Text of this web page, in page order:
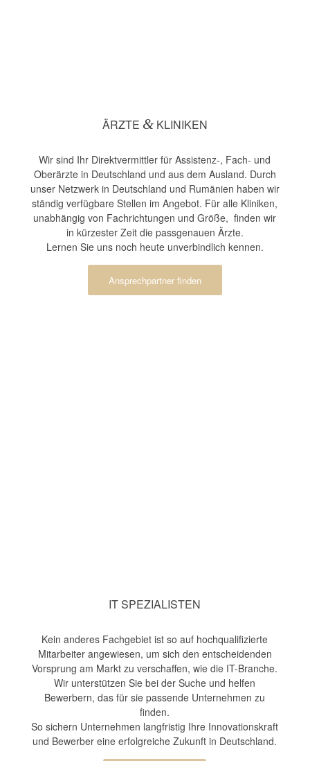
ÄRZTE &KLINIKEN
Wir sind Ihr Direktvermittler für Assistenz-, Fach- und
Oberärzte in Deutschland und aus dem Ausland. Durch
unser Netzwerk in Deutschland und Rumänien haben wir
ständig verfügbare Stellen im Angebot. Für alle Kliniken,
unabhängig von Fachrichtungen und Größe, finden wir
in kürzester Zeit die passgenauen Ärzte.
Lernen Sie uns noch heute unverbindlich kennen.
Ansprechpartner finden
IT SPEZIALISTEN
Kein anderes Fachgebiet ist so auf hochqualifizierte
Mitarbeiter angewiesen, um sich den entscheidenden
Vorsprung am Markt zu verschaffen, wie die IT-Branche.
Wir unterstützen Sie bei der Suche und helfen
Bewerbern, das für sie passende Unternehmen zu
finden.
So sichern Unternehmen langfristig Ihre Innovationskraft
und Bewerber eine erfolgreiche Zukunft in Deutschland.